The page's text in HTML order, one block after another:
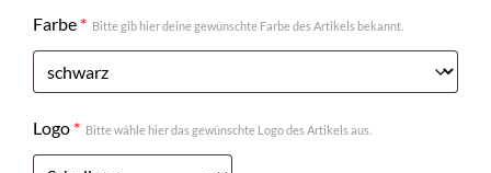
Farbe * Bitte gib hier deine gewünschte Farbe des Artikels bekannt.
Logo * Bitte wähle hier das gewünschte Logo des Artikels aus.